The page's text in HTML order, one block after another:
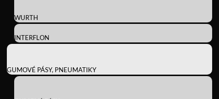
WURTH
INTERFLON
GUMOVÉ PÁSY, PNEUMATIKY